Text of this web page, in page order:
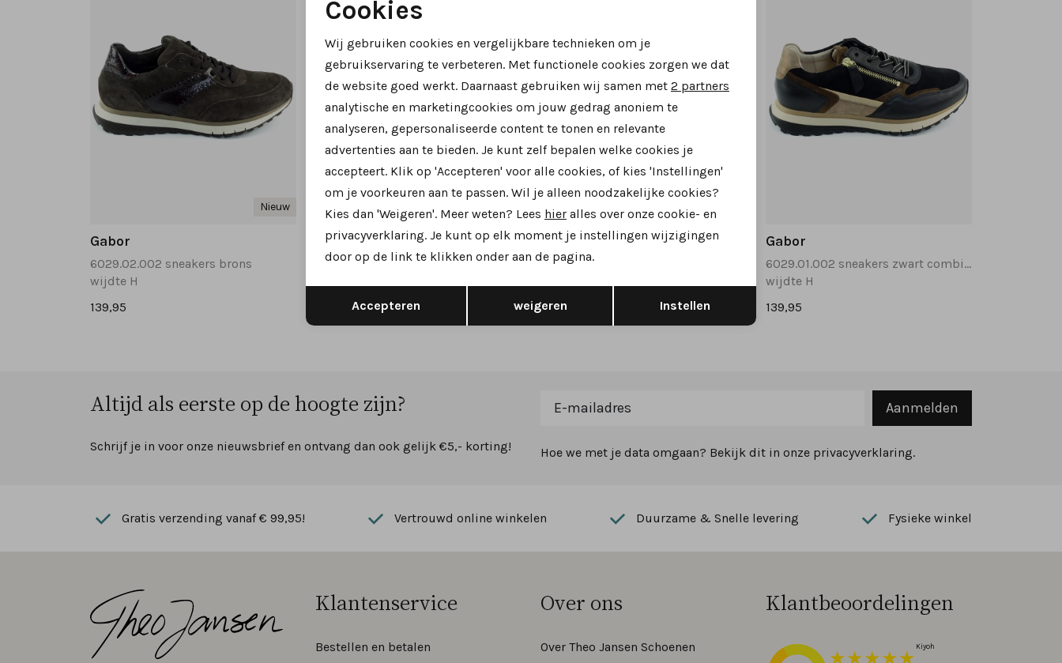
Nieuw
Gabor
6029.02.002 sneakers brons
wijdte H
139,95
Gabor
6024.01.005 sneakers bordeaux
Gabor
6018.01.004 sneakers beige
129,95
Gabor
6029.01.002 sneakers zwart combinatie
wijdte H
139,95
Altijd als eerste op de hoogte zijn?
Schrijf je in voor onze nieuwsbrief en ontvang dan ook gelijk €5,- korting!
Aanmelden
Hoe we met je data omgaan? Bekijk dit in onze privacyverklaring.
Gratis verzending vanaf € 99,95! Vertrouwd online winkelen Duurzame & Snelle levering Fysieke winkel
Klantenservice
Bestellen en betalen
Over ons
Over Theo Jansen Schoenen
Klantbeoordelingen
Noodzakelijke cookies
Analytische cookies Marketing cookies
Terug Opslaan
Cookies
Wij gebruiken cookies en vergelijkbare technieken om je
gebruikservaring te verbeteren. Met functionele cookies zorgen we dat
de website goed werkt. Daarnaast gebruiken wij samen met 2 partners
analytische en marketingcookies om jouw gedrag anoniem te
analyseren, gepersonaliseerde content te tonen en relevante
advertenties aan te bieden. Je kunt zelf bepalen welke cookies je
accepteert. Klik op 'Accepteren' voor alle cookies, of kies 'Instellingen'
om je voorkeuren aan te passen. Wil je alleen noodzakelijke cookies?
Kies dan 'Weigeren'. Meer weten? Lees hier alles over onze cookie- en
privacyverklaring. Je kunt op elk moment je instellingen wijzigingen
door op de link te klikken onder aan de pagina.
Accepteren weigeren Instellen